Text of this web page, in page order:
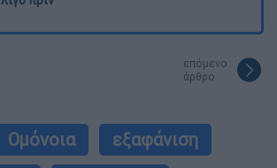
επόμενο
άρθρο
Ομόνοια
εξαφάνιση